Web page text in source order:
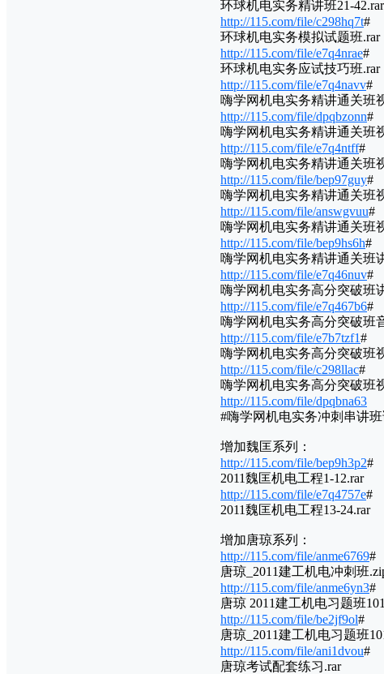
环球机电实务精讲班21-42.rar
http://115.com/file/c298hq7t#
环球机电实务模拟试题班.rar
http://115.com/file/e7q4nrae#
环球机电实务应试技巧班.rar
http://115.com/file/e7q4navv#
嗨学网机电实务精讲通关班
http://115.com/file/dpqbzonn#
嗨学网机电实务精讲通关班
http://115.com/file/e7q4ntff#
嗨学网机电实务精讲通关班
http://115.com/file/bep97guy#
嗨学网机电实务精讲通关班
http://115.com/file/answgvuu#
嗨学网机电实务精讲通关班
http://115.com/file/bep9hs6h#
嗨学网机电实务精讲通关班
http://115.com/file/e7q46nuv#
嗨学网机电实务高分突破班
http://115.com/file/e7q467b6#
嗨学网机电实务高分突破班
http://115.com/file/e7b7tzf1#
嗨学网机电实务高分突破班
http://115.com/file/c298llac#
嗨学网机电实务高分突破班
http://115.com/file/dpqbna63
#嗨学网机电实务冲刺串讲班
增加魏匡系列：
http://115.com/file/bep9h3p2#
2011魏匡机电工程1-12.rar
http://115.com/file/e7q4757e#
2011魏匡机电工程13-24.rar
增加唐琼系列：
http://115.com/file/anme6769#
唐琼_2011建工机电冲刺班
http://115.com/file/anme6yn3#
唐琼 2011建工机电习题班
http://115.com/file/be2jf9ol#
唐琼_2011建工机电习题班
http://115.com/file/ani1dvou#
唐琼考试配套练习.rar